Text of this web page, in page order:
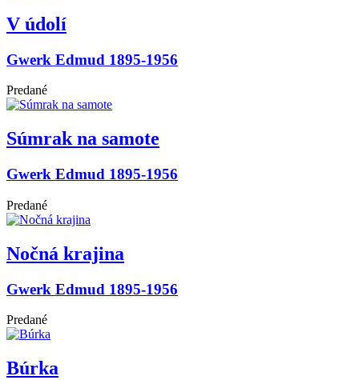
V údolí
Gwerk Edmud 1895-1956
Predané
Súmrak na samote
Gwerk Edmud 1895-1956
Predané
Nočná krajina
Gwerk Edmud 1895-1956
Predané
Búrka